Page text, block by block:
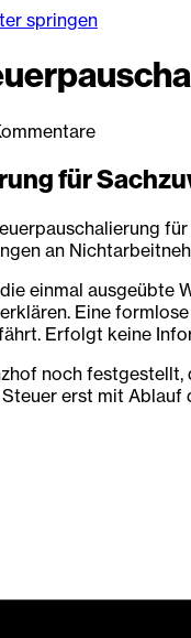
springen
für
an
einmal ausgeübte
Eine
Erfolgt keine
noch
erst mit